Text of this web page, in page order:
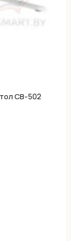
СВ-502